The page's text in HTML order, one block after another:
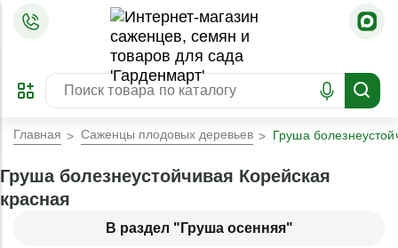
ПРЕДЗАКАЗ
ЗАБРОНИРОВАТЬ
ЛУЧШЕЕ
Главная Саженцы плодовых деревьев Груша
В раздел "Груша осенняя"
Груша болезнеустойчивая Корейская
красная